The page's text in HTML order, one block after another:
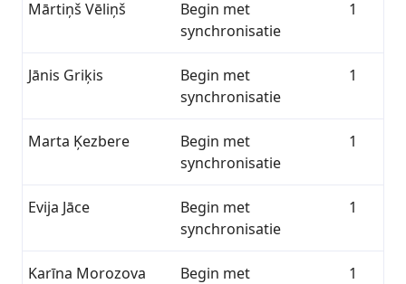
Mārtiņš Vēliņš
Begin met
synchronisatie
1
Jānis Griķis
Begin met
synchronisatie
1
Marta Ķezbere
Begin met
synchronisatie
1
Evija Jāce
Begin met
synchronisatie
1
Karīna Morozova
Begin met
1